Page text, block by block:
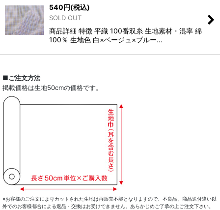
540円(税込)
SOLD OUT
商品詳細 特徴 平織 100番双糸 生地素材・混率 綿
100％ 生地色 白×ベージュ×ブルー…
■ご注文方法
掲載価格は生地50cmの価格です。
※お客様のご注文によりカットされた生地は再販売不能となりますので、不良品、商品送付違い以
外でのお客様都合による返品・交換はお受けできません。あらかじめご了承の上ご注文下さい。